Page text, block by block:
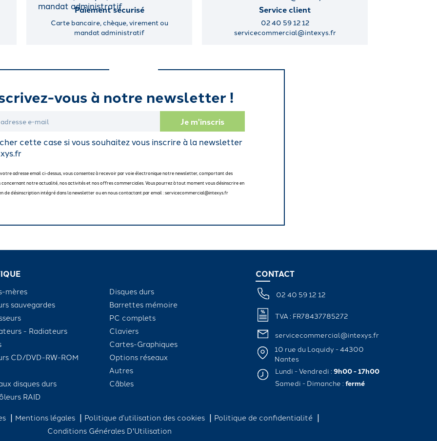
Paiement sécurisé
Carte bancaire, chèque, virement ou
mandat administratif
Service client
02 40 59 12 12
servicecommercial@intexys.fr
vous à notre newsletter !
cette case si vous souhaitez vous inscrire à la newsletter
adresse email ci-dessus, vous consentez à recevoir par voie électronique notre newsletter, comportant des
notre actualité, nos activités et nos offres commerciales. Vous pourrez à tout moment vous désinscrire en
de désinscription intégré dans la newsletter ou en nous contactant par email : servicecommercial@intexys.fr
mères
Disques durs
sauvegardes
Barrettes mémoire
PC complets
- Radiateurs
Claviers
Cartes-Graphiques
CD/DVD-RW-ROM
Options réseaux
Autres
disques durs
Câbles
RAID
CONTACT
02 40 59 12 12
TVA : FR78437785272
servicecommercial@intexys.fr
10 rue du Loquidy - 44300
Nantes
Lundi - Vendredi : 9h00 - 17h00
Samedi - Dimanche : fermé
Mentions légales Politique d’utilisation des cookies
Politique de confidentialité
Conditions Générales D'Utilisation